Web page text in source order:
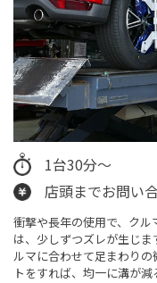
1台30分～
店頭までお問い
衝撃や長年の使用で、ク
は、少しずつズレが生じ
ルマに合わせて足まわり
トをすれば、均一に溝が